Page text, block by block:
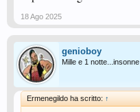
18 Ago 2025
genioboy
Mille e 1 notte...insonne
Ermenegildo ha scritto: ↑